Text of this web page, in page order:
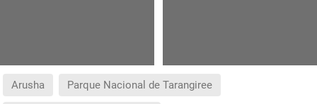
Arusha Parque Nacional de Tarangiree